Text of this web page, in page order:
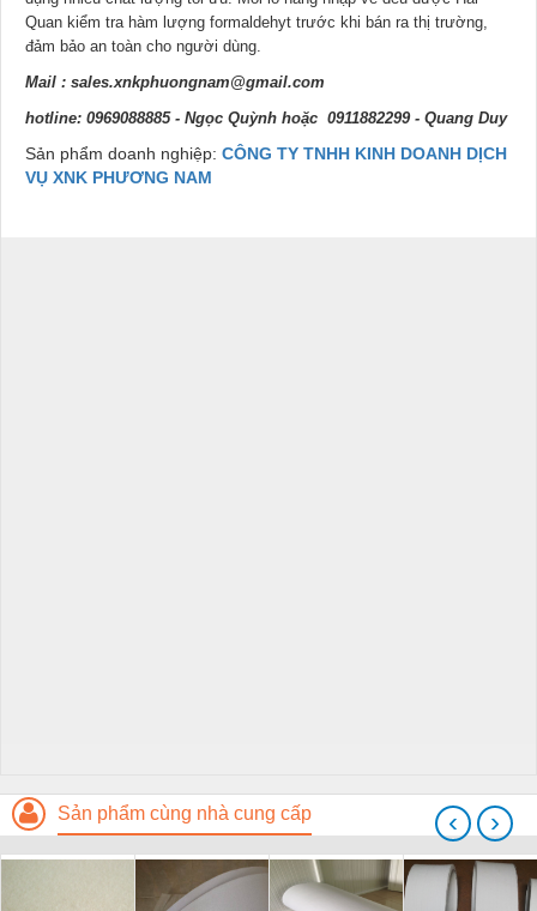
Quan kiểm tra hàm lượng formaldehyt trước khi bán ra thị trường,
đảm bảo an toàn cho người dùng.
Mail : sales.xnkphuongnam@gmail.com
hotline: 0969088885 - Ngọc Quỳnh hoặc 0911882299 - Quang Duy
Sản phẩm doanh nghiệp: CÔNG TY TNHH KINH DOANH DỊCH
VỤ XNK PHƯƠNG NAM
Sản phẩm cùng nhà cung cấp ‹ ›